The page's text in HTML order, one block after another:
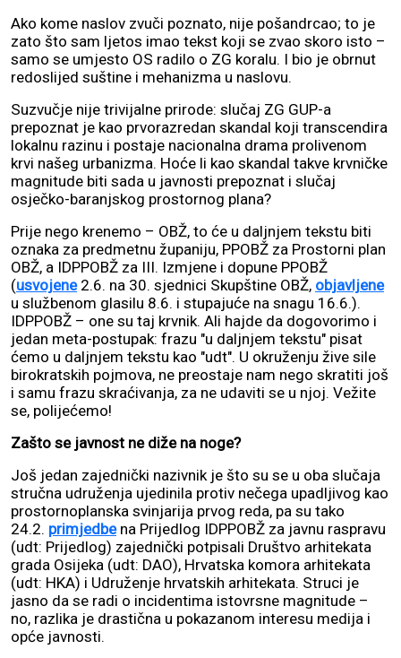
Ako kome naslov zvuči poznato, nije pošandrcao; to je
zato što sam ljetos imao tekst koji se zvao skoro isto –
samo se umjesto OS radilo o ZG koralu. I bio je obrnut
redoslijed suštine i mehanizma u naslovu.
Suzvučje nije trivijalne prirode: slučaj ZG GUP-a
prepoznat je kao prvorazredan skandal koji transcendira
lokalnu razinu i postaje nacionalna drama prolivenom
krvi našeg urbanizma. Hoće li kao skandal takve krvničke
magnitude biti sada u javnosti prepoznat i slučaj
osječko-baranjskog prostornog plana?
Prije nego krenemo – OBŽ, to će u daljnjem tekstu biti
oznaka za predmetnu županiju, PPOBŽ za Prostorni plan
OBŽ, a IDPPOBŽ za III. Izmjene i dopune PPOBŽ
(usvojene2.6. na 30. sjednici Skupštine OBŽ, objavljene
u službenom glasilu 8.6. i stupajuće na snagu 16.6.).
IDPPOBŽ – one su taj krvnik. Ali hajde da dogovorimo i
jedan meta-postupak: frazu "u daljnjem tekstu" pisat
ćemo u daljnjem tekstu kao "udt". U okruženju žive sile
birokratskih pojmova, ne preostaje nam nego skratiti još
i samu frazu skraćivanja, za ne udaviti se u njoj. Vežite
se, polijećemo!
Zašto se javnost ne diže na noge?
Još jedan zajednički nazivnik je što su se u oba slučaja
stručna udruženja ujedinila protiv nečega upadljivog kao
prostornoplanska svinjarija prvog reda, pa su tako
24.2. primjedbena Prijedlog IDPPOBŽ za javnu raspravu
(udt: Prijedlog) zajednički potpisali Društvo arhitekata
grada Osijeka (udt: DAO), Hrvatska komora arhitekata
(udt: HKA) i Udruženje hrvatskih arhitekata. Struci je
jasno da se radi o incidentima istovrsne magnitude –
no, razlika je drastična u pokazanom interesu medija i
opće javnosti.